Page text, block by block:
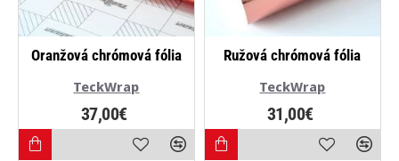
TeckWrap
Oranžová chrómová fólia
37,00€
TeckWrap
Ružová chrómová fólia
31,00€